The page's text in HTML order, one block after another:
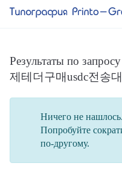
Результаты по
제테더구매usdc전송
Ничего не нашлось.
Попробуйте
по-другому.